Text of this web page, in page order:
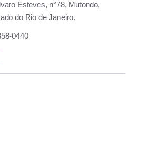
Esteves, n°78, Mutondo,
do Rio de Janeiro.
0440